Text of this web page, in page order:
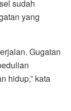
sudah
yang
Gugatan
hidup,” kata